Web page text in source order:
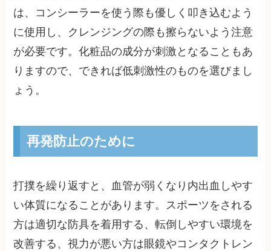
は、コンシーラーを使う際も優しく叩き込むよう
に使用し、クレンジングの際も擦らないよう注意
が必要です。化粧品の成分が刺激となることもあ
りますので、できれば低刺激性のものを選びまし
ょう。
再発防止のために
打撲を繰り返すと、血管が弱くなり内出血しやす
い体質になることがあります。スポーツをされる
方は適切な防具を着用する、転倒しやすい環境を
改善する、視力が悪い方は眼鏡やコンタクトレン